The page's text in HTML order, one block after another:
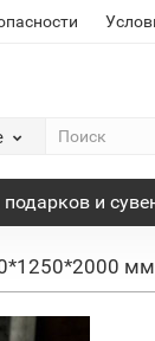
и
мм